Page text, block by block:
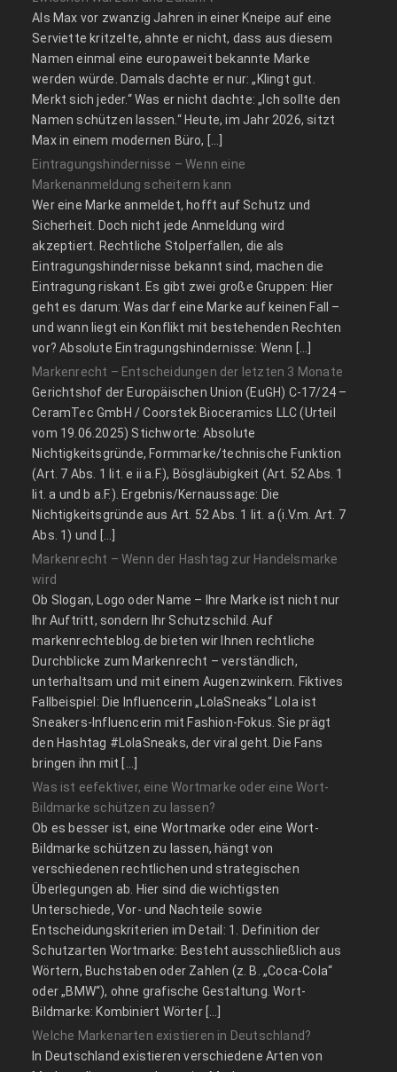
Als Max vor zwanzig Jahren in einer Kneipe auf eine
Serviette kritzelte, ahnte er nicht, dass aus diesem
Namen einmal eine europaweit bekannte Marke
werden würde. Damals dachte er nur: „Klingt gut.
Merkt sich jeder.“ Was er nicht dachte: „Ich sollte den
Namen schützen lassen.“ Heute, im Jahr 2026, sitzt
Max in einem modernen Büro, […]
Eintragungshindernisse – Wenn eine
Markenanmeldung scheitern kann
Wer eine Marke anmeldet, hofft auf Schutz und
Sicherheit. Doch nicht jede Anmeldung wird
akzeptiert. Rechtliche Stolperfallen, die als
Eintragungshindernisse bekannt sind, machen die
Eintragung riskant. Es gibt zwei große Gruppen: Hier
geht es darum: Was darf eine Marke auf keinen Fall –
und wann liegt ein Konflikt mit bestehenden Rechten
vor? Absolute Eintragungshindernisse: Wenn […]
Markenrecht – Entscheidungen der letzten 3 Monate
Gerichtshof der Europäischen Union (EuGH) C‑17/24 –
CeramTec GmbH / Coorstek Bioceramics LLC (Urteil
vom 19.06.2025) Stichworte: Absolute
Nichtigkeitsgründe, Formmarke/technische Funktion
(Art. 7 Abs. 1 lit. e ii a.F.), Bösgläubigkeit (Art. 52 Abs. 1
lit. a und b a.F.). Ergebnis/Kernaussage: Die
Nichtigkeitsgründe aus Art. 52 Abs. 1 lit. a (i.V.m. Art. 7
Abs. 1) und […]
Markenrecht – Wenn der Hashtag zur Handelsmarke
wird
Ob Slogan, Logo oder Name – Ihre Marke ist nicht nur
Ihr Auftritt, sondern Ihr Schutzschild. Auf
markenrechteblog.de bieten wir Ihnen rechtliche
Durchblicke zum Markenrecht – verständlich,
unterhaltsam und mit einem Augenzwinkern. Fiktives
Fallbeispiel: Die Influencerin „LolaSneaks“ Lola ist
Sneakers-Influencerin mit Fashion-Fokus. Sie prägt
den Hashtag #LolaSneaks, der viral geht. Die Fans
bringen ihn mit […]
Was ist eefektiver, eine Wortmarke oder eine Wort-
Bildmarke schützen zu lassen?
Ob es besser ist, eine Wortmarke oder eine Wort-
Bildmarke schützen zu lassen, hängt von
verschiedenen rechtlichen und strategischen
Überlegungen ab. Hier sind die wichtigsten
Unterschiede, Vor- und Nachteile sowie
Entscheidungskriterien im Detail: 1. Definition der
Schutzarten Wortmarke: Besteht ausschließlich aus
Wörtern, Buchstaben oder Zahlen (z. B. „Coca-Cola“
oder „BMW“), ohne grafische Gestaltung. Wort-
Bildmarke: Kombiniert Wörter […]
Welche Markenarten existieren in Deutschland?
In Deutschland existieren verschiedene Arten von